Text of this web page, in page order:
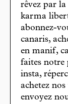
rêvez par la
karma
abonnez-
canaris,
en manif,
faites notre
insta,
achetez
envoyez